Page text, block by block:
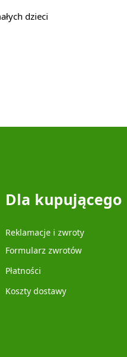
dzieci
Dla kupującego
Reklamacje i zwroty
Formularz zwrotów
Płatności
Koszty dostawy